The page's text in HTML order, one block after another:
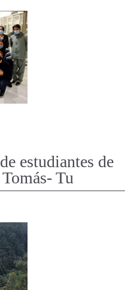
estudiantes de
Tu